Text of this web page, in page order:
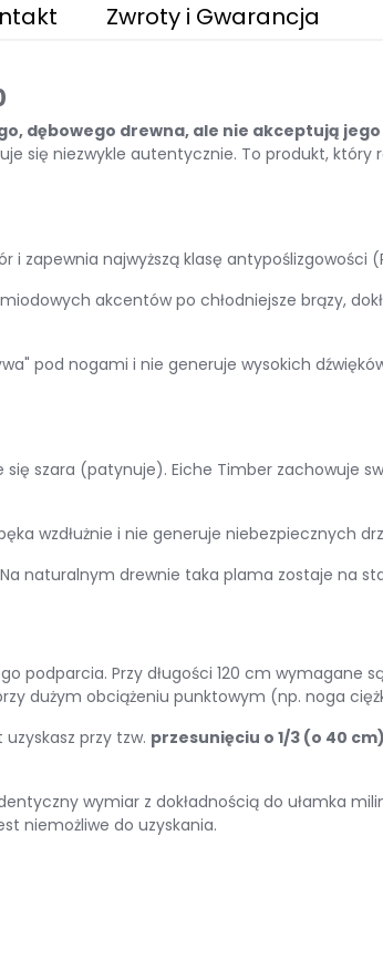
Zwroty i Gwarancja
dębowego drewna, ale nie akceptują
się niezwykle autentycznie. To produkt, który
i zapewnia najwyższą klasę antypoślizgowości
akcentów po chłodniejsze brązy,
pod nogami i nie generuje wysokich
szara (patynuje). Eiche Timber zachowuje
wzdłużnie i nie generuje niebezpiecznych
naturalnym drewnie taka plama zostaje na
podparcia. Przy długości 120 cm wymagane
dużym obciążeniu punktowym (np. noga
przy tzw. przesunięciu o 1/3 (o 40 cm)
wymiar z dokładnością do ułamka
niemożliwe do uzyskania.